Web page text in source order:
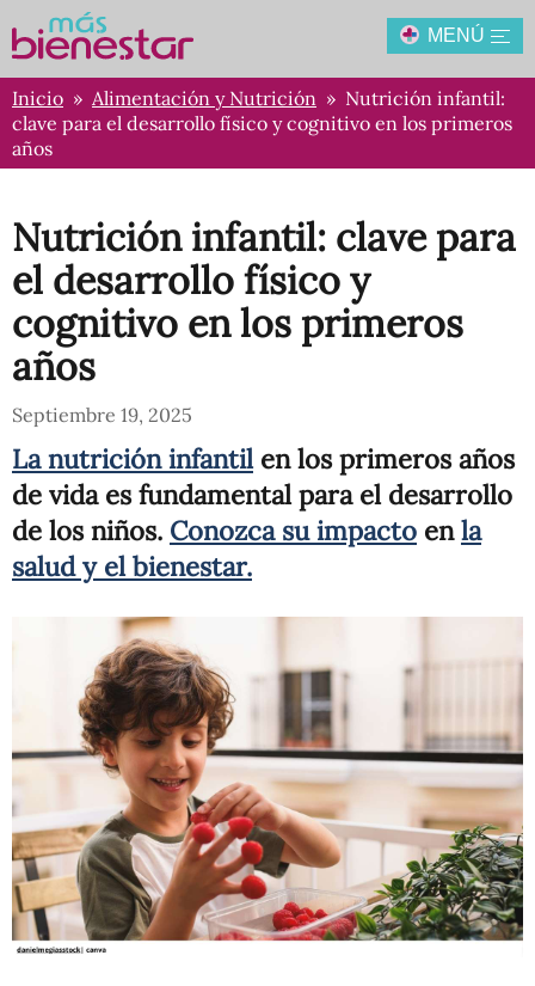
MENÚ
Inicio » Alimentación y Nutrición » Nutrición infantil:
clave para el desarrollo físico y cognitivo en los primeros
años
Nutrición infantil: clave para
el desarrollo físico y
cognitivo en los primeros
años
Septiembre 19, 2025
La nutrición infantilen los primeros años
de vida es fundamental para el desarrollo
de los niños. Conozca su impacto enla
salud y el bienestar.